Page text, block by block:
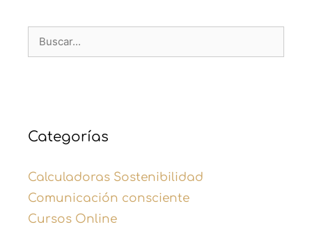
Categorías
Calculadoras Sostenibilidad
Comunicación consciente
Cursos Online